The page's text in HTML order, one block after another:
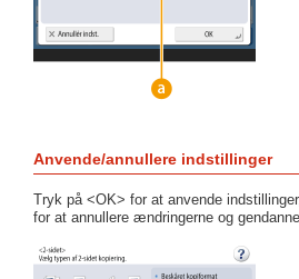
Anvende/annullere indstillinger
Tryk på <OK> for at anvende
for at annullere ændringerne og